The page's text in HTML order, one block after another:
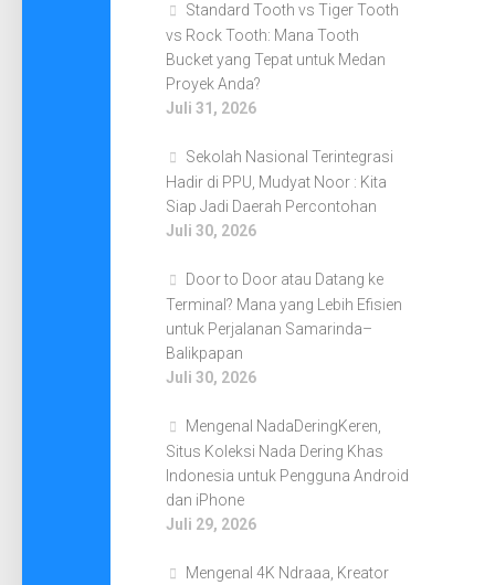
Standard Tooth vs Tiger Tooth
vs Rock Tooth: Mana Tooth
Bucket yang Tepat untuk Medan
Proyek Anda?
Juli 31, 2026
Sekolah Nasional Terintegrasi
Hadir di PPU, Mudyat Noor : Kita
Siap Jadi Daerah Percontohan
Juli 30, 2026
Door to Door atau Datang ke
Terminal? Mana yang Lebih Efisien
untuk Perjalanan Samarinda–
Balikpapan
Juli 30, 2026
Mengenal NadaDeringKeren,
Situs Koleksi Nada Dering Khas
Indonesia untuk Pengguna Android
dan iPhone
Juli 29, 2026
Mengenal 4K Ndraaa, Kreator